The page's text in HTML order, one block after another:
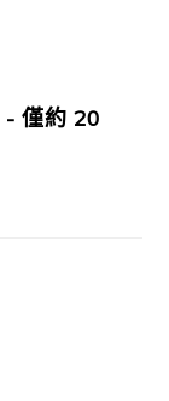
- 僅約 20